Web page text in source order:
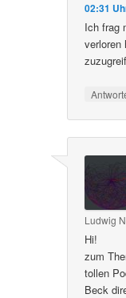
02:31
Ich frag
verloren
Ludwig
Hi!
zum
tollen
Beck